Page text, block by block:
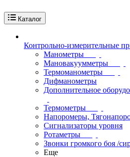
Каталог
Контрольно-измерительные
Манометры
Мановакуумметры
Термоманометры
Дифманометры
Дополнительное
Термометры
Напоромеры,
Сигнализаторы уровня
Ротаметры
Звонки громкого боя /
Еще